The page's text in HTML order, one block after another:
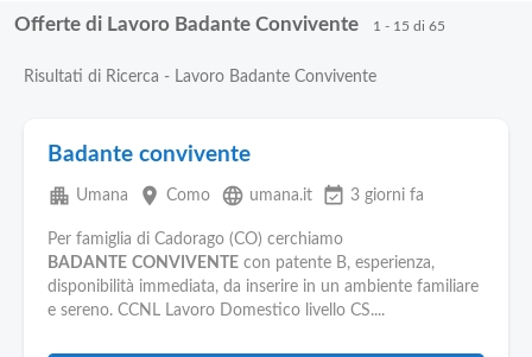
Elenco
Blog
Pubblica
Offerte
Offerte di Lavoro Badante Convivente 1 - 15 di 65
Risultati di Ricerca - Lavoro Badante Convivente
Badante convivente
apartment Umana place Como language umana.it event_available 3 giorni fa
Per famiglia di Cadorago (CO) cerchiamo
BADANTE CONVIVENTE con patente B, esperienza,
disponibilità immediata, da inserire in un ambiente familiare
e sereno. CCNL Lavoro Domestico livello CS....